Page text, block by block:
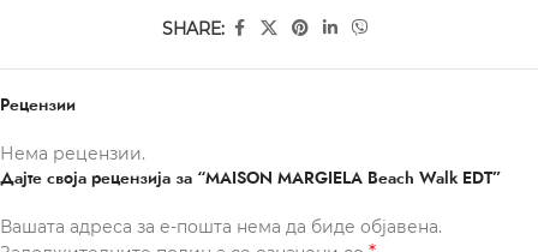
SHARE:
Рецензии
Нема рецензии.
Дајте своја рецензија за “MAISON MARGIELA Beach Walk EDT”
Вашата адреса за е-пошта нема да биде објавена.